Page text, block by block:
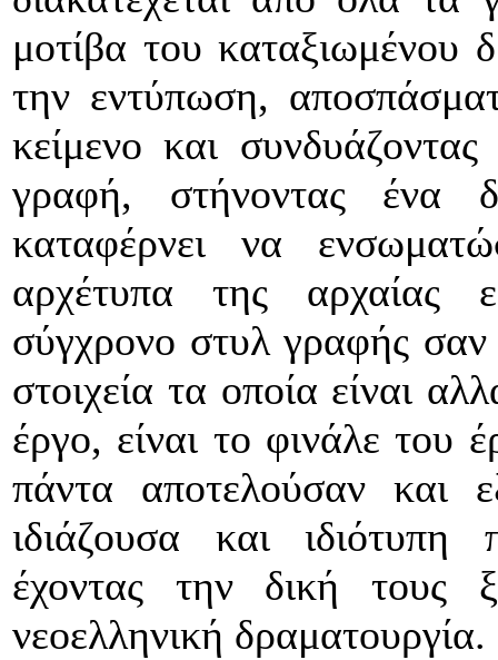
μοτίβα του καταξιωμένου
την εντύπωση,
κείμενο και
γραφή, στήνοντας ένα
καταφέρνει να
αρχέτυπα της αρχαίας
σύγχρονο στυλ γραφής
στοιχεία τα οποία είναι
έργο, είναι το φινάλε του
πάντα αποτελούσαν και
ιδιάζουσα και ιδιότυπη
έχοντας την δική τους
νεοελληνική δραματουργία.